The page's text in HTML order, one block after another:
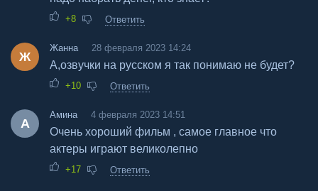
+8 Ответить
Ж
Жанна 28 февраля 2023 14:24
А,озвучки на русском я так понимаю не будет?
+10 Ответить
А
Амина 4 февраля 2023 14:51
Очень хороший фильм , самое главное что
актеры играют великолепно
+17 Ответить